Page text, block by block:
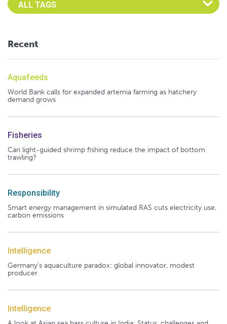
Recent
Aquafeeds
World Bank calls for expanded artemia farming as hatchery
demand grows
Fisheries
Can light-guided shrimp fishing reduce the impact of bottom
trawling?
Responsibility
Smart energy management in simulated RAS cuts electricity use,
carbon emissions
Intelligence
Germany's aquaculture paradox: global innovator, modest
producer
Intelligence